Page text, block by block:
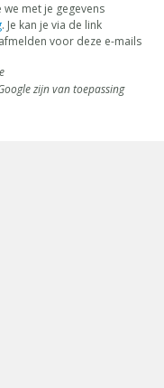
we met je gegevens
. Je kan je via de link
voor deze e-mails
zijn van toepassing